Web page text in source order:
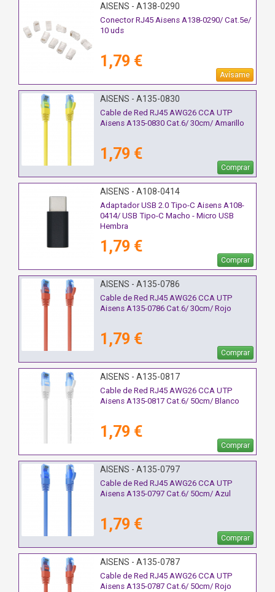
AISENS - A138-0290
Conector RJ45 Aisens A138-0290/ Cat.5e/
10 uds
1,79 €
Avísame
AISENS - A135-0830
Cable de Red RJ45 AWG26 CCA UTP
Aisens A135-0830 Cat.6/ 30cm/ Amarillo
1,79 €
Comprar
AISENS - A108-0414
Adaptador USB 2.0 Tipo-C Aisens A108-
0414/ USB Tipo-C Macho - Micro USB
Hembra
1,79 €
Comprar
AISENS - A135-0786
Cable de Red RJ45 AWG26 CCA UTP
Aisens A135-0786 Cat.6/ 30cm/ Rojo
1,79 €
Comprar
AISENS - A135-0817
Cable de Red RJ45 AWG26 CCA UTP
Aisens A135-0817 Cat.6/ 50cm/ Blanco
1,79 €
Comprar
AISENS - A135-0797
Cable de Red RJ45 AWG26 CCA UTP
Aisens A135-0797 Cat.6/ 50cm/ Azul
1,79 €
Comprar
AISENS - A135-0787
Cable de Red RJ45 AWG26 CCA UTP
Aisens A135-0787 Cat.6/ 50cm/ Rojo